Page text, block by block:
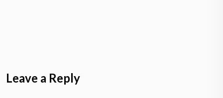
Leave a Reply